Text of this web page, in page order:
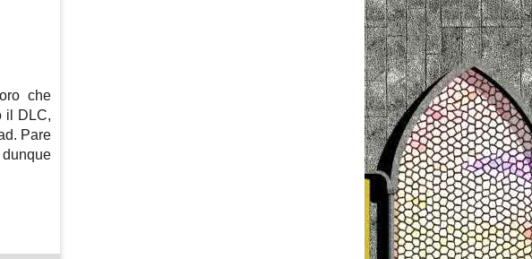
che
il DLC,
Pare